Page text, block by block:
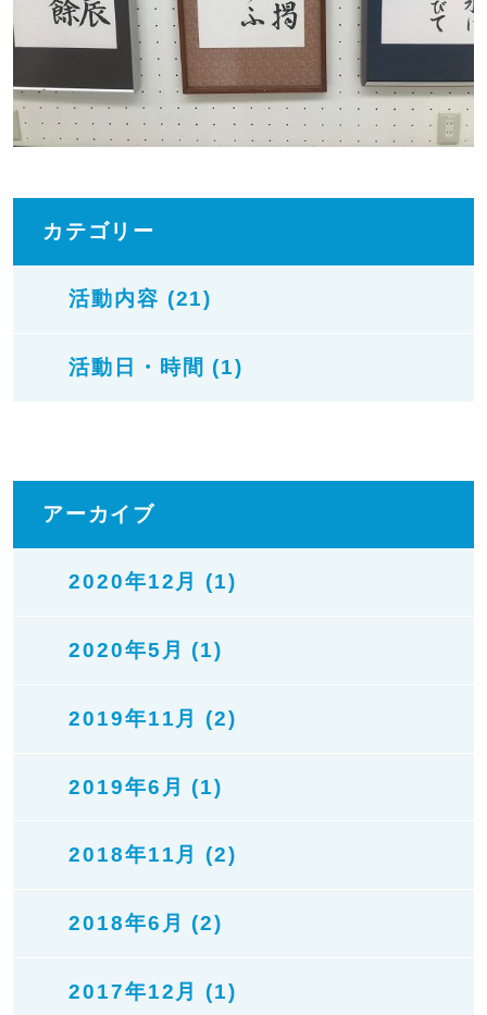
カテゴリー
活動内容 (21)
活動日・時間 (1)
アーカイブ
2020年12月 (1)
2020年5月 (1)
2019年11月 (2)
2019年6月 (1)
2018年11月 (2)
2018年6月 (2)
2017年12月 (1)